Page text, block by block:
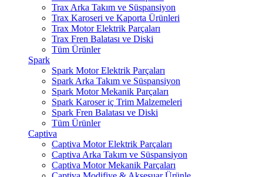
Trax Arka Takım ve Süspansiyon
Trax Karoseri ve Kaporta Ürünleri
Trax Motor Elektrik Parçaları
Trax Fren Balatası ve Diski
Tüm Ürünler
Spark
Spark Motor Elektrik Parçaları
Spark Arka Takım ve Süspansiyon
Spark Motor Mekanik Parçaları
Spark Karoser iç Trim Malzemeleri
Spark Fren Balatası ve Diski
Tüm Ürünler
Captiva
Captiva Motor Elektrik Parçaları
Captiva Arka Takım ve Süspansiyon
Captiva Motor Mekanik Parçaları